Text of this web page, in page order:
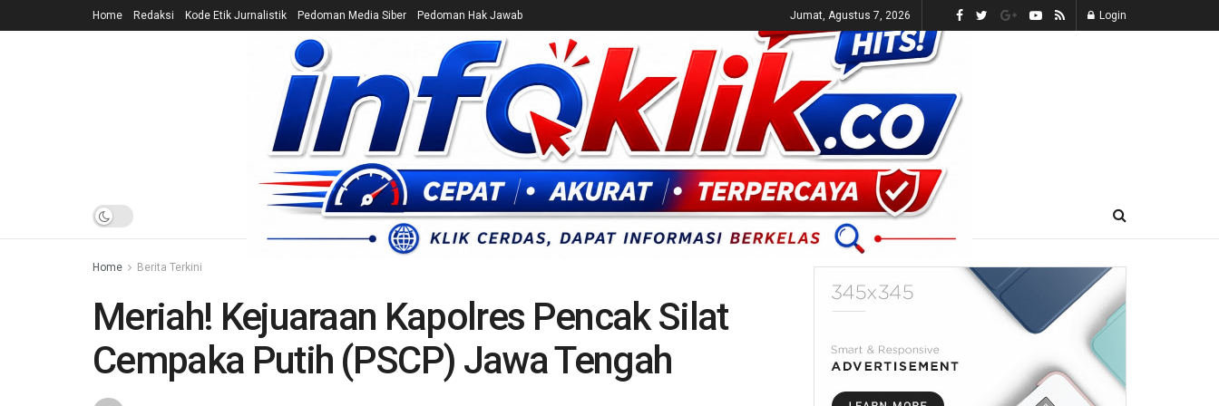
Home Redaksi Kode Etik Jurnalistik Pedoman Media Siber Pedoman Hak Jawab Jumat, Agustus 7, 2026 Login
HOME NEWS CEK FAKTA ENTERTAINMENT BREAKING NEWS UMUM E-KORAN LIVE TV
Home Berita Terkini
Meriah! Kejuaraan Kapolres Pencak Silat
Cempaka Putih (PSCP) Jawa Tengah